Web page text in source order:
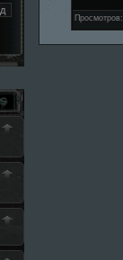
Просмотров: